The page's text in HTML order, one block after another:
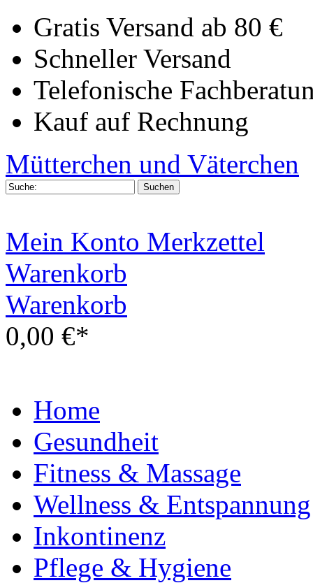
Gratis Versand ab 80 €
Schneller Versand
Telefonische
Kauf auf Rechnung
Mütterchen und Väterchen
Mein Konto Merkzettel
Warenkorb
Warenkorb
0,00 €*
Home
Gesundheit
Fitness & Massage
Wellness & Entspannung
Inkontinenz
Pflege & Hygiene